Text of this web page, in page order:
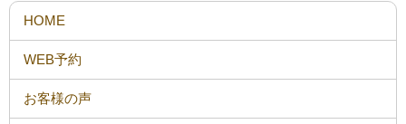
HOME
WEB予約
お客様の声